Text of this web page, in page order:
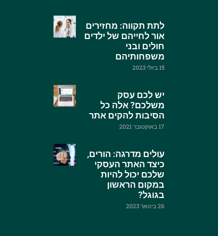
לתת תקווה: מחזירים
אור לחייהם של ילדים
חולים ובני
משפחותיהם
15 ביולי 2023
יש לכם עסק
משלכם? אלה כל
הסיבות להקים אתר
17 באוקטובר 2021
עולים מדרגה: הורים,
כיצד האתר העסקי
שלכם יכול להיות
במקום הראשון
בגוגל?
26 בינואר 2023